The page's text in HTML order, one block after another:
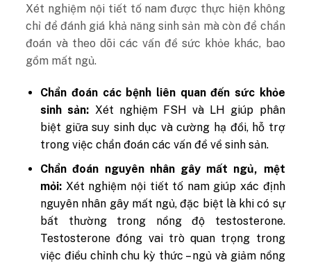
Xét nghiệm nội tiết tố nam được thực hiện không
chỉ để đánh giá khả năng sinh sản mà còn để chẩn
đoán và theo dõi các vấn đề sức khỏe khác, bao
gồm mất ngủ.
Chẩn đoán các bệnh liên quan đến sức khỏe
sinh sản: Xét nghiệm FSH và LH giúp phân
biệt giữa suy sinh dục và cường hạ đồi, hỗ trợ
trong việc chẩn đoán các vấn đề về sinh sản.
Chẩn đoán nguyên nhân gây mất ngủ, mệt
mỏi: Xét nghiệm nội tiết tố nam giúp xác định
nguyên nhân gây mất ngủ, đặc biệt là khi có sự
bất thường trong nồng độ testosterone.
Testosterone đóng vai trò quan trọng trong
việc điều chỉnh chu kỳ thức – ngủ và giảm nồng